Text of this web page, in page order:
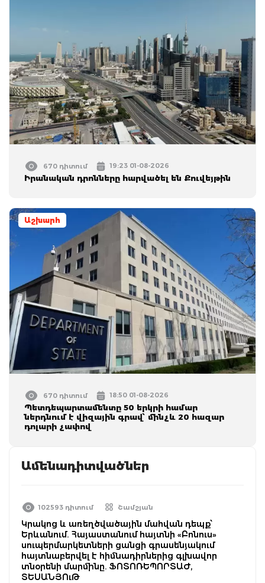
670 դիտում 19:23 01-08-2026
Իրանական դրոնները հարվածել են Քուվեյթին
Աշխարհ
670 դիտում 18:50 01-08-2026
Պետդեպարտամենտը 50 երկրի համար
ներդնում է վիզային գրավ՝ մինչև 20 հազար
դոլարի չափով
Ամենադիտվածներ
102593 դիտում Շամշյան
Կրակոց և առեղծվածային մահվան դեպք՝
Երևանում. Հայաստանում հայտնի «Բոնուս»
սուպերմարկետների ցանցի գրասենյակում
հայտնաբերվել է հիմնադիրներից գլխավոր
տնօրենի մարմինը. ՖՈՏՈՌԵՊՈՐՏԱԺ,
ՏԵՍԱՆՅՈւԹ